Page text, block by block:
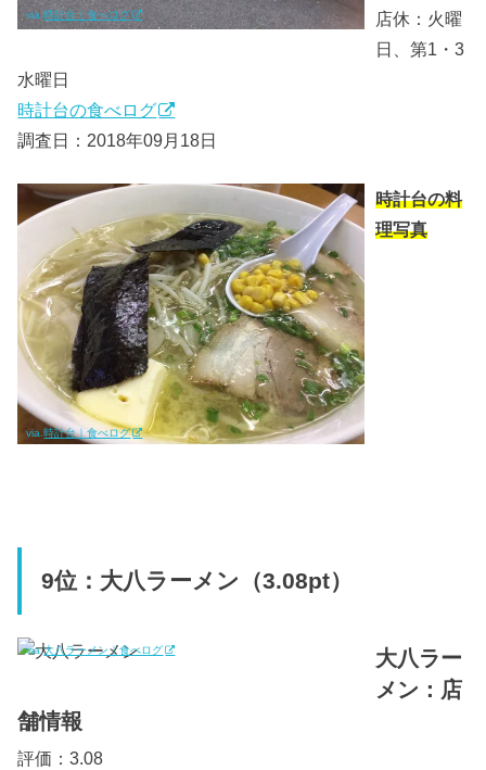
via.時計台｜食べログ
店休：火曜
日、第1・3
水曜日
時計台の食べログ
調査日：2018年09月18日
via.時計台｜食べログ
時計台の料
理写真
9位：大八ラーメン（3.08pt）
via.大八ラーメン｜食べログ
大八ラー
メン：店
舗情報
評価：3.08